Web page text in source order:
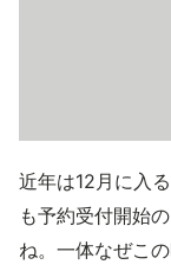
近年は12月に入
も予約受付開始
ね。一体なぜこ